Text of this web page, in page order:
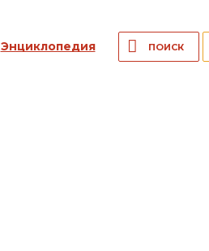
Энциклопедия